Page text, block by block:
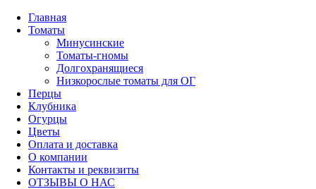
Главная
Томаты
Минусинские
Томаты-гномы
Долгохранящиеся
Низкорослые томаты для ОГ
Перцы
Клубника
Огурцы
Цветы
Оплата и доставка
О компании
Контакты и реквизиты
ОТЗЫВЫ О НАС